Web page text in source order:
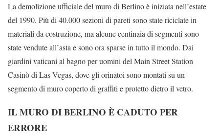
La demolizione ufficiale del muro di Berlino è iniziata nell’estate
del 1990. Più di 40.000 sezioni di pareti sono state riciclate in
materiali da costruzione, ma alcune centinaia di segmenti sono
state vendute all’asta e sono ora sparse in tutto il mondo. Dai
giardini vaticani al bagno per uomini del Main Street Station
Casinò di Las Vegas, dove gli orinatoi sono montati su un
segmento di muro coperto di graffiti e protetto dietro il vetro.
IL MURO DI BERLINO È CADUTO PER
ERRORE